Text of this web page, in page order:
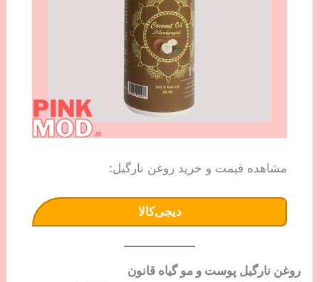
مشاهده قیمت و خرید روغن نارگیل:
دیجی‌کالا
روغن نارگیل پوست و مو گیاه قانون